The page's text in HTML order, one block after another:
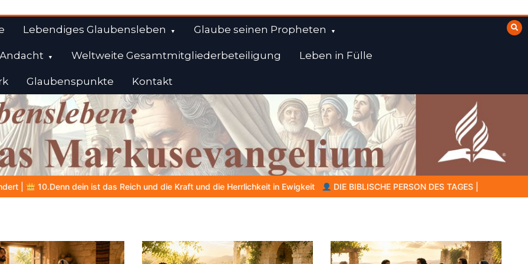
Lebendiges Glaubensleben Glaube seinen Propheten
Andacht Weltweite Gesamtmitgliederbeteiligung Leben in Fülle
Glaubenspunkte Kontakt
und die Herrlichkeit in Ewigkeit DIE BIBLISCHE PERSON DES TAGES | 07.08.2026 | Amram – der Vater, der in dunkler Zeit